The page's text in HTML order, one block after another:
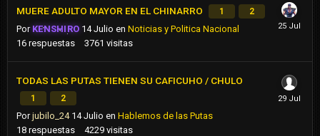
MUERE ADULTO MAYOR EN EL CHINARRO 1 2
Por KENSHIRO 14 Julio enNoticias y Politica Nacional
16 respuestas 3761 visitas
TODAS LAS PUTAS TIENEN SU CAFICUHO / CHULO
1 2
Porjubilo_24 14 Julio en Hablemos de las Putas
18 respuestas 4229 visitas